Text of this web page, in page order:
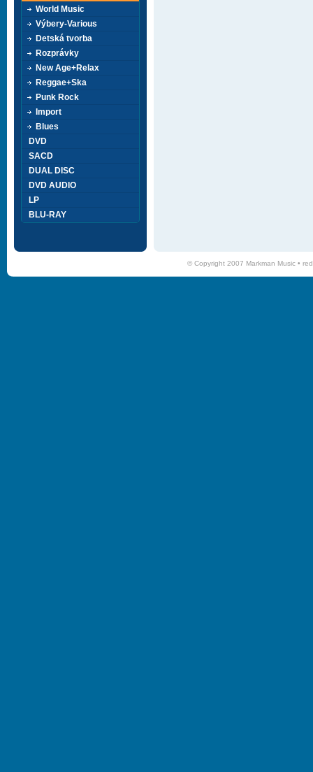
World Music
Výbery-Various
Detská tvorba
Rozprávky
New Age+Relax
Reggae+Ska
Punk Rock
Import
Blues
DVD
SACD
DUAL DISC
DVD AUDIO
LP
BLU-RAY
© Copyright 2007 Markman Music •